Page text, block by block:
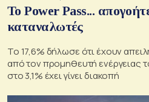
Το Power Pass...
καταναλωτές
Το 17,6% δήλωσε ότι έχουν
από τον προμηθευτή ενέργειας
στο 3,1% έχει γίνει διακοπή